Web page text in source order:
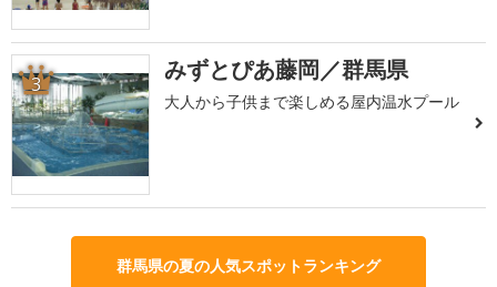
3 みずとぴあ藤岡／群馬県
大人から子供まで楽しめる屋内温水プール
群馬県の夏の人気スポットランキング